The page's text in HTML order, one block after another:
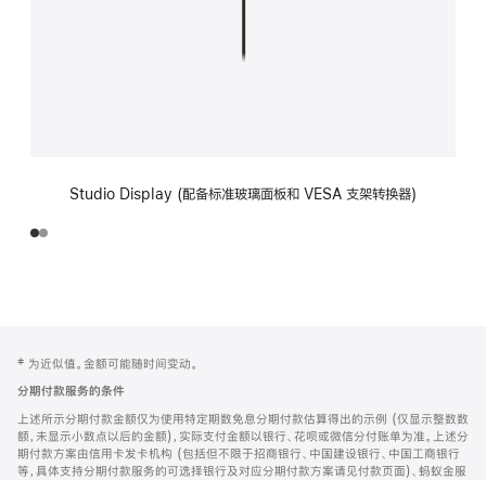
Studio Display (配备标准玻璃面板和 VESA 支架转换器)
页
页
脚
注
‡ 为近似值。金额可能随时间变动。
分期付款服务的条件
上述所示分期付款金额仅为使用特定期数免息分期付款估算得出的示例 (仅显示整数数
额，未显示小数点以后的金额)，实际支付金额以银行、花呗或微信分付账单为准。上述分
期付款方案由信用卡发卡机构 (包括但不限于招商银行、中国建设银行、中国工商银行
等，具体支持分期付款服务的可选择银行及对应分期付款方案请见付款页面)、蚂蚁金服